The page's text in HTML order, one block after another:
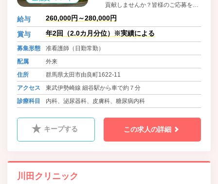
貢献しませんか？皆様のご応募を心
よりお待ちしております。
給与 260,000円～280,000円
賞与 年2回（2.0カ月分位）※実績による
募集形態
准看護師（日勤常勤）
配属
外来
住所
群馬県太田市由良町1622-11
アクセス
東武伊勢崎線 細谷駅から車で約７分
診療科目
内科、泌尿器科、皮膚科、糖尿病内科
キープする この求人の詳細
川田クリニック